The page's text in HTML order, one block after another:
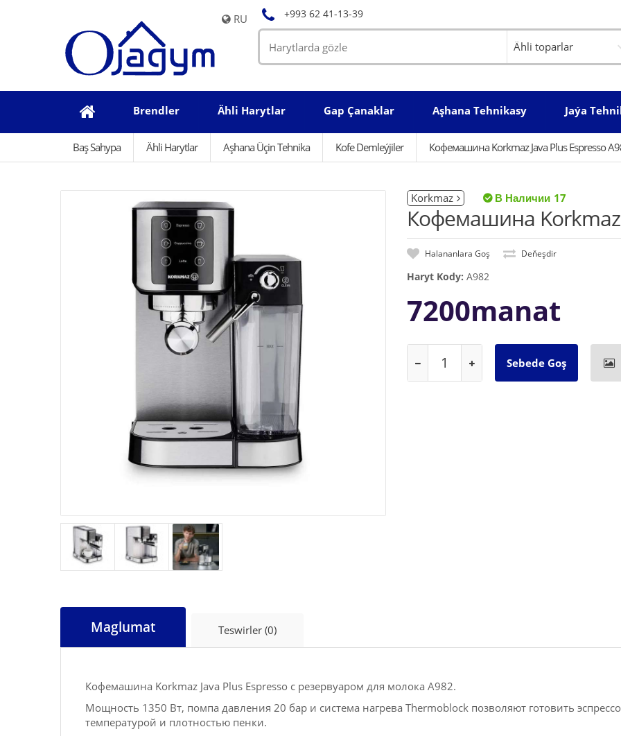
RU +993 62 41-13-39
Brendler Ähli Harytlar Gap Çanaklar Aşhana Tehnikasy Jaýa
Baş Sahypa Ähli Harytlar Aşhana Üçin Tehnika Kofe Demleýjiler Кофемашина Korkmaz Java Plus Espresso
Korkmaz 17
Кофемашина Korkmaz
Halananlara Goş Deňeşdir
Haryt Kody: A982
7200manat
Maglumat Teswirler (0)
Кофемашина Korkmaz Java Plus Espresso с резервуаром для молока A982.
Мощность 1350 Вт, помпа давления 20 бар и система нагрева Thermoblock позволяют готовить
температурой и плотностью пенки.